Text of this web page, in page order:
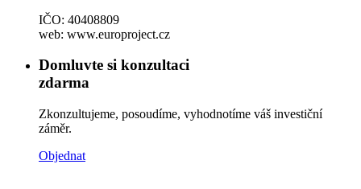
IČO: 40408809
web: www.europroject.cz
Domluvte si konzultaci
zdarma
Zkonzultujeme, posoudíme, vyhodnotíme váš investiční
záměr.
Objednat